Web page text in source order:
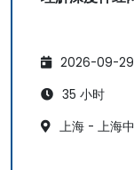
2026-09-
35 小时
上海 - 上海